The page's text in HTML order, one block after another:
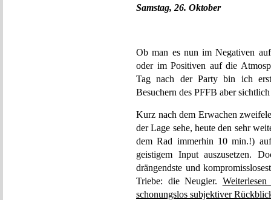
Samstag, 26. Oktober
Ob man es nun im Negativen
oder im Positiven auf die
Tag nach der Party bin ich
Besuchern des PFFB aber
Kurz nach dem Erwachen
der Lage sehe, heute den sehr
dem Rad immerhin 10 min.!)
geistigem Input auszusetzen.
drängendste und
Triebe: die Neugier.
schonungslos subjektiver